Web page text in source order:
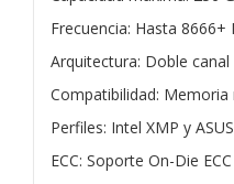
Frecuencia: Hasta 8666+
Arquitectura: Doble canal
Compatibilidad: Memoria
Perfiles: Intel XMP y
ECC: Soporte On-Die